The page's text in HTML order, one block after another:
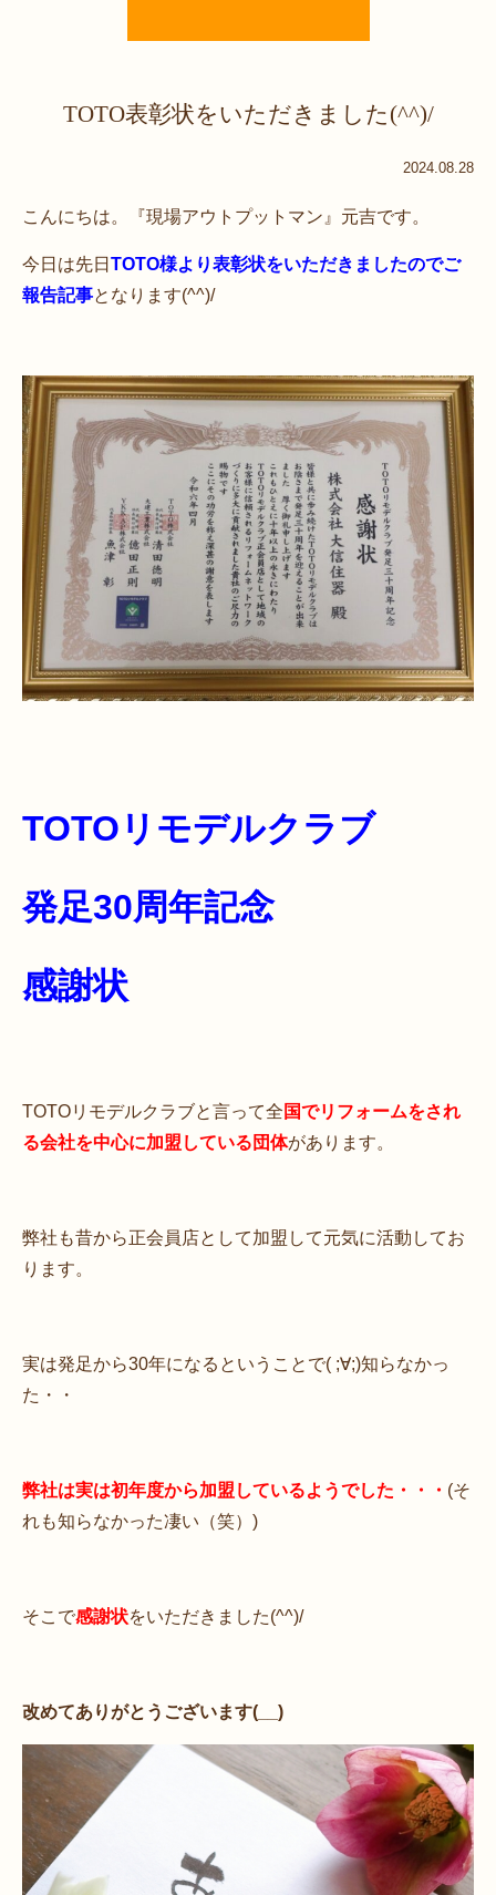
TOTO表彰状をいただきました(^^)/
2024.08.28
こんにちは。『現場アウトプットマン』元吉です。
今日は先日 TOTO様より表彰状をいただきましたのでご
報告記事となります(^^)/
TOTOリモデルクラブ
発足30周年記念
感謝状
TOTOリモデルクラブと言って全 国でリフォームをされ
る会社を中心に加盟している団体があります。
弊社も昔から正会員店として加盟して元気に活動してお
ります。
実は発足から30年になるということで( ;∀;)知らなかっ
た・・
弊社は実は初年度から加盟しているようでした・・・ (そ
れも知らなかった凄い（笑）)
そこで感謝状をいただきました(^^)/
改めてありがとうございます(__)